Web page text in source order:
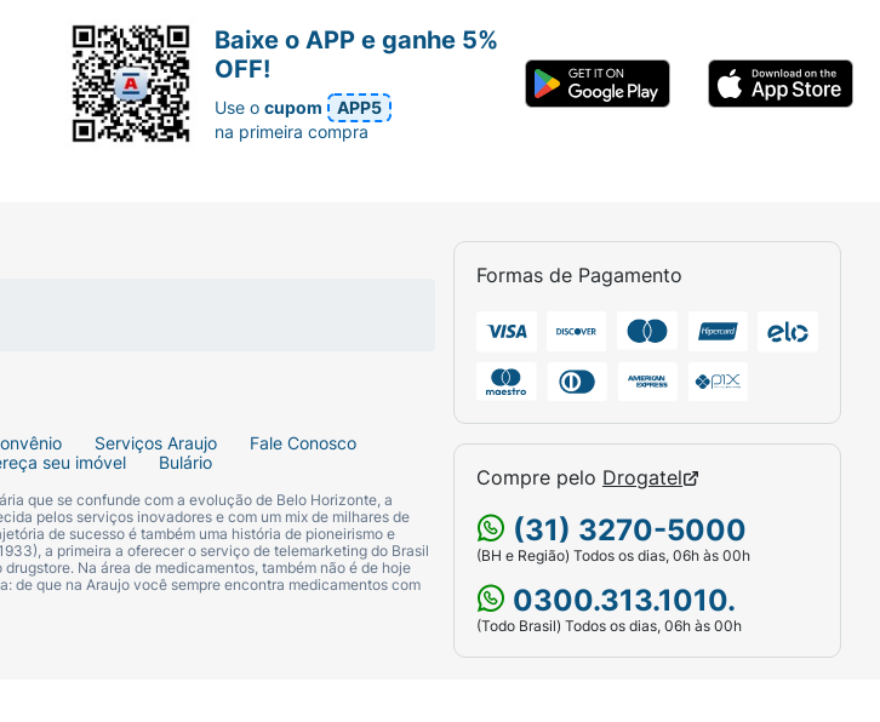
do treino ou na gaveta do trabalho.
ou para salvar os momentos de desejo por um doce, a Nutry Crispy Protein
Serviços Araujo
Fale Conosco
seu imóvel Bulário
que se confunde com a evolução de Belo Horizonte, a
pelos serviços inovadores e com um mix de milhares de
de sucesso é também uma história de pioneirismo e
a primeira a oferecer o serviço de telemarketing do Brasil
Na área de medicamentos, também não é de hoje
de que na Araujo você sempre encontra medicamentos com
Formas de Pagamento
Compre pelo Drogatel
(31) 3270-5000
(BH e Região) Todos os dias, 06h às 00h
0300.313.1010.
(Todo Brasil) Todos os dias, 06h às 00h
Baixe o APP e ganhe 5%
OFF!
Use ocupom
APP5
na primeira compra